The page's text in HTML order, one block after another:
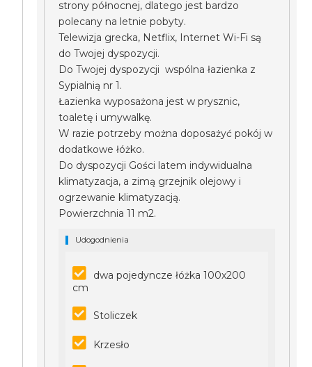
strony północnej, dlatego jest bardzo
polecany na letnie pobyty.
Telewizja grecka, Netflix, Internet Wi-Fi są
do Twojej dyspozycji.
Do Twojej dyspozycji wspólna łazienka z
Sypialnią nr 1.
Łazienka wyposażona jest w prysznic,
toaletę i umywalkę.
W razie potrzeby można doposażyć pokój w
dodatkowe łóżko.
Do dyspozycji Gości latem indywidualna
klimatyzacja, a zimą grzejnik olejowy i
ogrzewanie klimatyzacją.
Powierzchnia 11 m2.
Udogodnienia
dwa pojedyncze łóżka 100x200
cm
Stoliczek
Krzesło